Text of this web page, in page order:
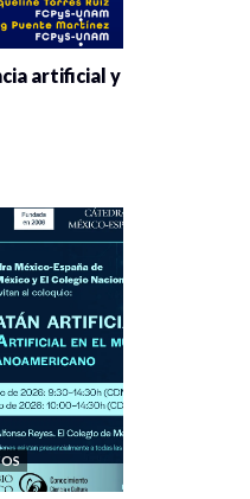
artificial y